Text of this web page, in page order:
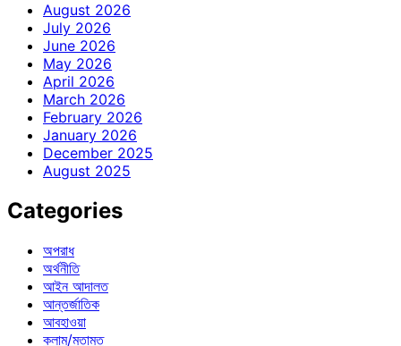
August 2026
July 2026
June 2026
May 2026
April 2026
March 2026
February 2026
January 2026
December 2025
August 2025
Categories
অপরাধ
অর্থনীতি
আইন আদালত
আন্তর্জাতিক
আবহাওয়া
কলাম/মতামত